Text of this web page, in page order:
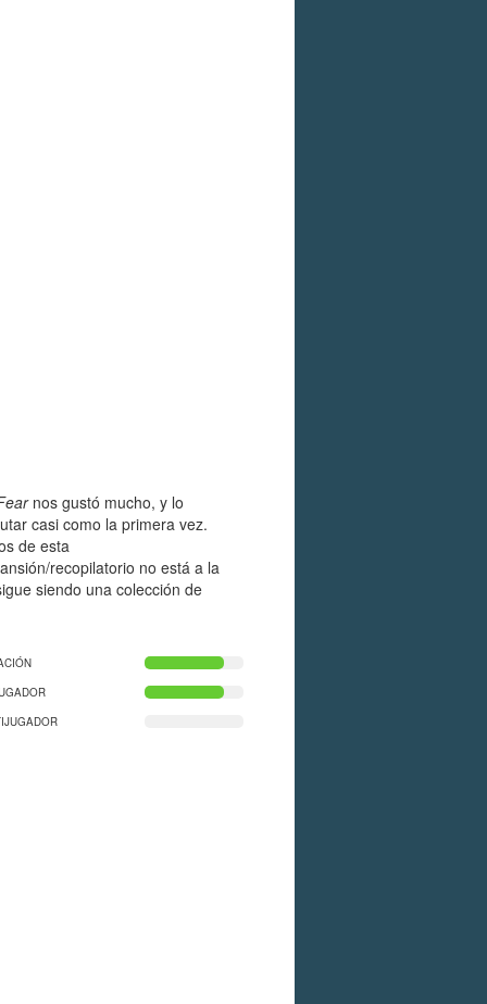
nos gustó mucho, y lo
casi como la primera vez.
de esta
recopilatorio no está a la
siendo una colección de